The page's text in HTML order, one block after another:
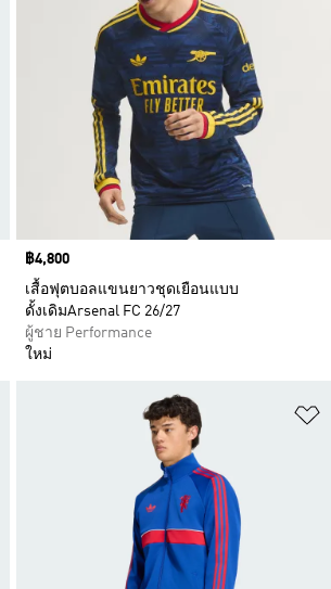
Price
฿4,800
เสื้อฟุตบอลแขนยาวชุดเยือนแบบ
ดั้งเดิมArsenal FC 26/27
ผู้ชาย Performance
ใหม่
เพิ่มไปยังรายการสินค้าโปรด